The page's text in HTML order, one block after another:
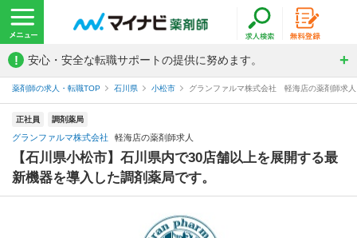
! 安心・安全な転職サポートの提供に努めます。
薬剤師の求人・転職TOP 石川県 小松市 グランファルマ株式会社 軽海店の薬剤師求人
正社員 調剤薬局
グランファルマ株式会社 軽海店の薬剤師求人
【石川県小松市】石川県内で30店舗以上を展開する最
新機器を導入した調剤薬局です。